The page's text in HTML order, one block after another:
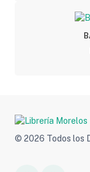
© 2026 Todos los